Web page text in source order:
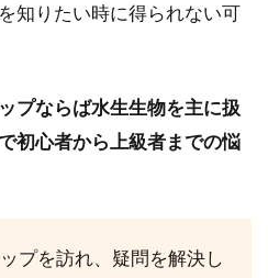
知りたい時に得られない可
プならば水生生物を主に扱
初心者から上級者までの悩
プを訪れ、疑問を解決し